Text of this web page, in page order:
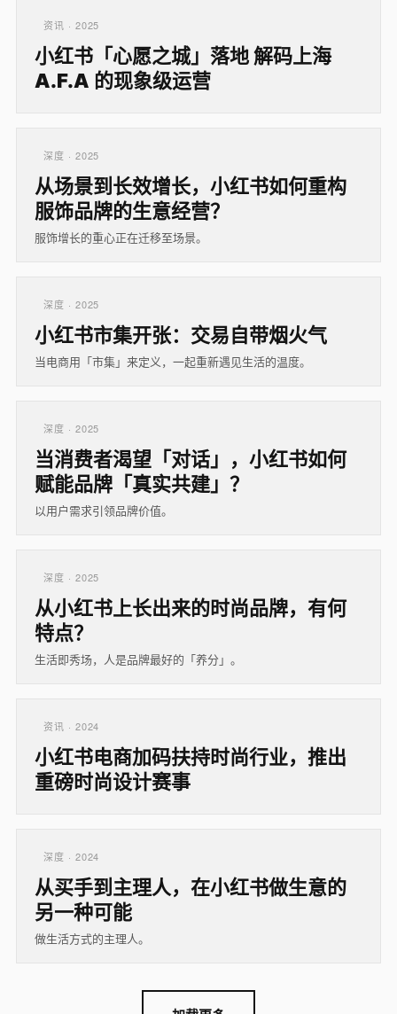
资讯 · 2025
小红书「心愿之城」落地 解码上海
A.F.A 的现象级运营
深度 · 2025
从场景到长效增长，小红书如何重构
服饰品牌的生意经营？
服饰增长的重心正在迁移至场景。
深度 · 2025
小红书市集开张：交易自带烟火气
当电商用「市集」来定义，一起重新遇见生活的温度。
深度 · 2025
当消费者渴望「对话」，小红书如何
赋能品牌「真实共建」？
以用户需求引领品牌价值。
深度 · 2025
从小红书上长出来的时尚品牌，有何
特点？
生活即秀场，人是品牌最好的「养分」。
资讯 · 2024
小红书电商加码扶持时尚行业，推出
重磅时尚设计赛事
深度 · 2024
从买手到主理人，在小红书做生意的
另一种可能
做生活方式的主理人。